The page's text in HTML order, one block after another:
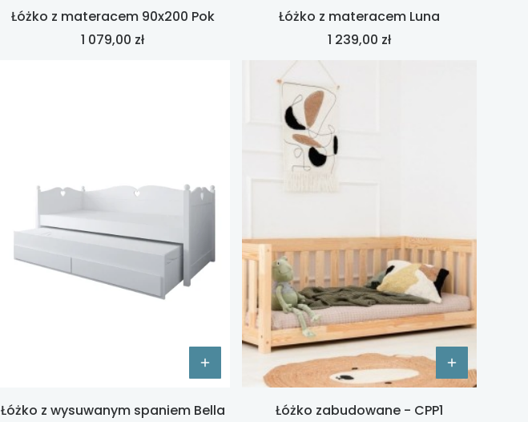
Łóżko z materacem 90x200 Pok
Cena
1 079,00 zł
Łóżko z materacem Luna
Cena
1 239,00 zł
Łóżko z wysuwanym spaniem Bella
Łóżko zabudowane - CPP1